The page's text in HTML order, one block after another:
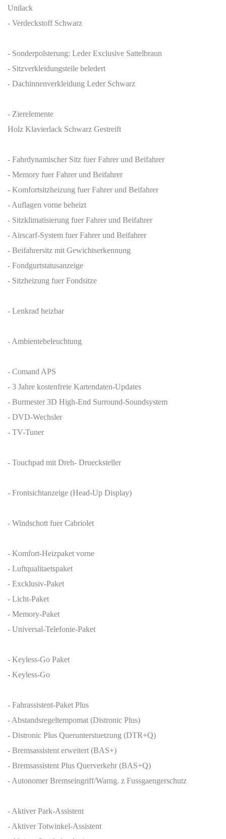
Unilack
- Verdeckstoff Schwarz
- Sonderpolsterung: Leder Exclusive Sattelbraun
- Sitzverkleidungsteile beledert
- Dachinnenverkleidung Leder Schwarz
- Zierelemente
Holz Klavierlack Schwarz Gestreift
- Fahrdynamischer Sitz fuer Fahrer und Beifahrer
- Memory fuer Fahrer und Beifahrer
- Komfortsitzheizung fuer Fahrer und Beifahrer
- Auflagen vorne beheizt
- Sitzklimatisierung fuer Fahrer und Beifahrer
- Airscarf-System fuer Fahrer und Beifahrer
- Beifahrersitz mit Gewichtserkennung
- Fondgurtstatusanzeige
- Sitzheizung fuer Fondsitze
- Lenkrad heizbar
- Ambientebeleuchtung
- Comand APS
- 3 Jahre kostenfreie Kartendaten-Updates
- Burmester 3D High-End Surround-Soundsystem
- DVD-Wechsler
- TV-Tuner
- Touchpad mit Dreh- Druecksteller
- Frontsichtanzeige (Head-Up Display)
- Windschott fuer Cabriolet
- Komfort-Heizpaket vorne
- Luftqualitaetspaket
- Excklusiv-Paket
- Licht-Paket
- Memory-Paket
- Universal-Telefonie-Paket
- Keyless-Go Paket
- Keyless-Go
- Fahrassistent-Paket Plus
- Abstandsregeltempomat (Distronic Plus)
- Distronic Plus Querunterstuetzung (DTR+Q)
- Bremsassistent erweitert (BAS+)
- Bremsassistent Plus Querverkehr (BAS+Q)
- Autonomer Bremseingriff/Warng. z Fussgaengerschutz
- Aktiver Park-Assistent
- Aktiver Totwinkel-Assistent